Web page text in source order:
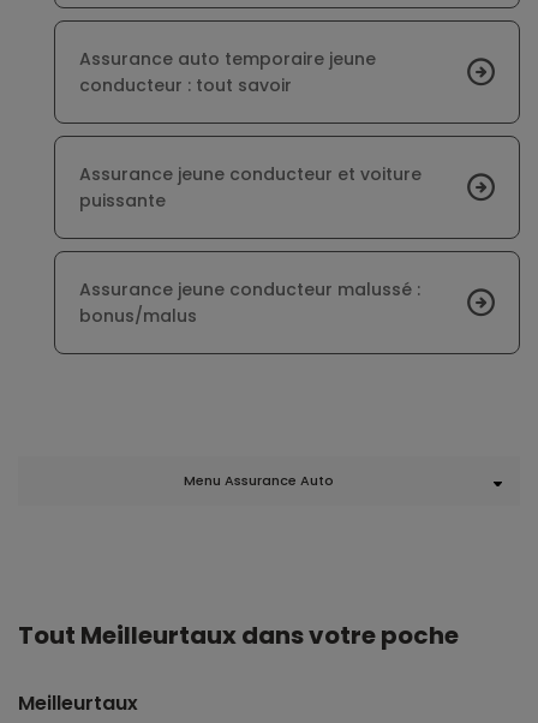
Assurance auto temporaire jeune
conducteur : tout savoir
Assurance jeune conducteur et voiture
puissante
Assurance jeune conducteur malussé :
bonus/malus
Menu Assurance Auto
Tout Meilleurtaux dans votre poche
Meilleurtaux